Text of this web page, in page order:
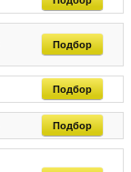
Подбор
Подбор
Подбор